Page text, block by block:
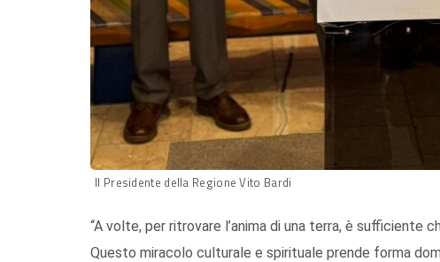
Il Presidente della Regione Vito Bardi
“A volte, per ritrovare l’anima di una terra, è sufficiente
Questo miracolo culturale e spirituale prende forma